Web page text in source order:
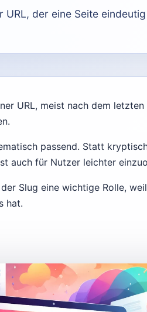
URL, der eine Seite
URL, meist nach dem
passend. Statt
auch für Nutzer leichter
Slug eine wichtige Rolle,
hat.